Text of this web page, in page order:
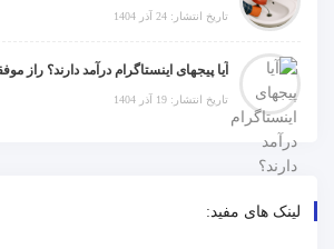
تاریخ انتشار: 24 آذر 1404
تاریخ انتشار: 19 آذر 1404
لینک های مفید: